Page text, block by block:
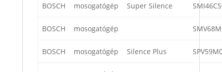
BOSCH mosogatógép Super Silence
BOSCH mosogatógép
BOSCH mosogatógép Silence Plus